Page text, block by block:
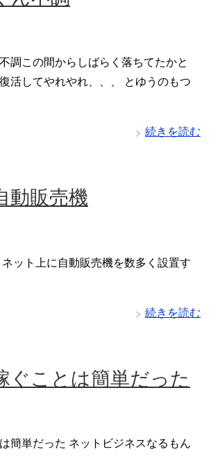
調この間からしばらく落ちてたかと
活してやれやれ、、、 とゆうのもつ
続きを読む
動販売機
ット上に自動販売機を数多く設置す
続きを読む
ぐことは簡単だった
簡単だった ネットビジネスなるもん